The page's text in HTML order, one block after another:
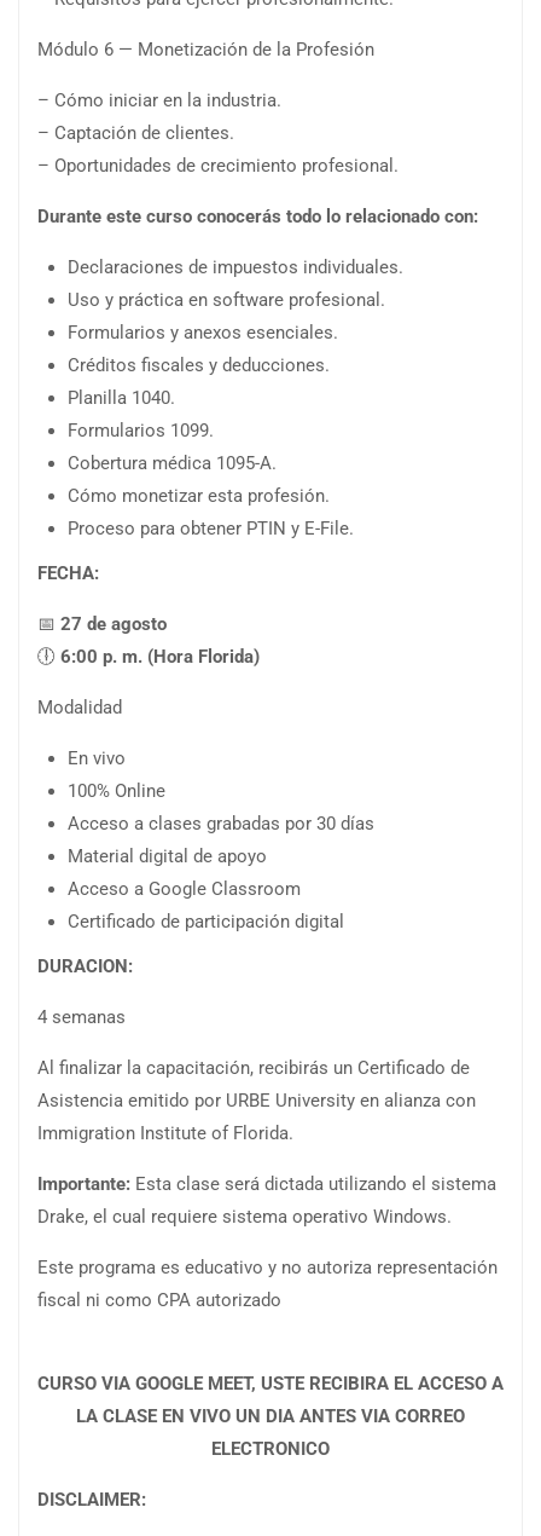
Módulo 6 — Monetización de la Profesión
– Cómo iniciar en la industria.
– Captación de clientes.
– Oportunidades de crecimiento profesional.
Durante este curso conocerás todo lo relacionado con:
Declaraciones de impuestos individuales.
Uso y práctica en software profesional.
Formularios y anexos esenciales.
Créditos fiscales y deducciones.
Planilla 1040.
Formularios 1099.
Cobertura médica 1095-A.
Cómo monetizar esta profesión.
Proceso para obtener PTIN y E-File.
FECHA:
📅 27 de agosto
🕕 6:00 p. m. (Hora Florida)
Modalidad
En vivo
100% Online
Acceso a clases grabadas por 30 días
Material digital de apoyo
Acceso a Google Classroom
Certificado de participación digital
DURACION:
4 semanas
Al finalizar la capacitación, recibirás un Certificado de
Asistencia emitido por URBE University en alianza con
Immigration Institute of Florida.
Importante: Esta clase será dictada utilizando el sistema
Drake, el cual requiere sistema operativo Windows.
Este programa es educativo y no autoriza representación
fiscal ni como CPA autorizado
CURSO VIA GOOGLE MEET, USTE RECIBIRA EL ACCESO A
LA CLASE EN VIVO UN DIA ANTES VIA CORREO
ELECTRONICO
DISCLAIMER: